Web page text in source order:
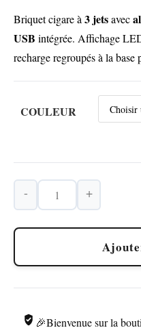
Briquet cigare à 3 jetsavec
USB intégrée. Affichage
recharge regroupés à la
COULEUR
Briquet
3
Jets
Coupe-
- +
🎉Bienvenue sur la